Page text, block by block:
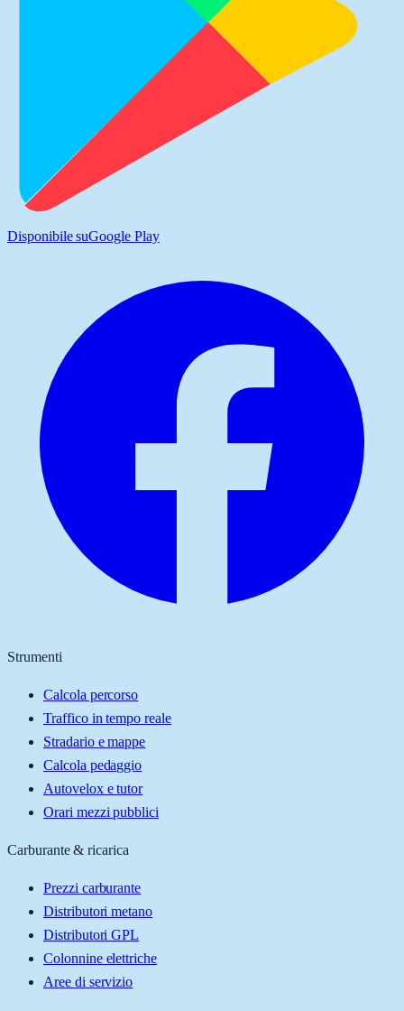
Disponibile suGoogle Play
Strumenti
Calcola percorso
Traffico in tempo reale
Stradario e mappe
Calcola pedaggio
Autovelox e tutor
Orari mezzi pubblici
Carburante & ricarica
Prezzi carburante
Distributori metano
Distributori GPL
Colonnine elettriche
Aree di servizio